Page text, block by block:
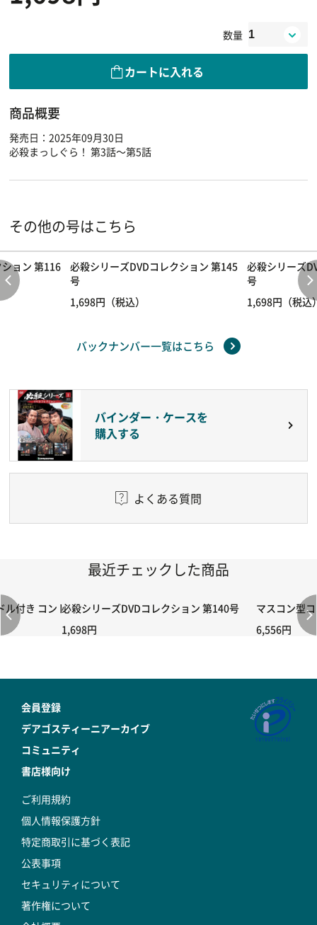
数量
カートに入れる
商品概要
発売日：2025年09月30日
必殺まっしぐら！ 第3話～第5話
その他の号はこちら
ョン 第116
必殺シリーズDVDコレクション 第145
号
1,698円（税込）
必殺シリーズ
号
1,698円（税込
バックナンバー一覧はこちら
バインダー・ケースを
購入する
よくある質問
最近チェックした商品
付き コントローラー＆ポイント切り替えスイッチRC-02/C002 /
必殺シリーズDVDコレクション 第140号
1,698円
マスコン型
6,556円
会員登録
デアゴスティーニアーカイブ
コミュニティ
書店様向け
ご利用規約
個人情報保護方針
特定商取引に基づく表記
公表事項
セキュリティについて
著作権について